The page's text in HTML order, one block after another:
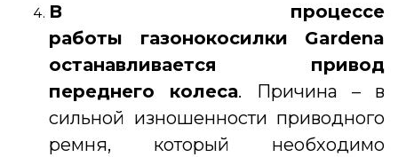
В процессе
работы газонокосилки Gardena
останавливается привод
переднего колеса. Причина – в
сильной изношенности приводного
ремня, который необходимо